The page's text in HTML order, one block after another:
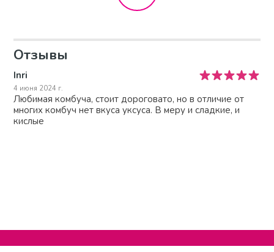
Отзывы
Inri
4 июня 2024 г.
Любимая комбуча, стоит дороговато, но в отличие от
многих комбуч нет вкуса уксуса. В меру и сладкие, и
кислые